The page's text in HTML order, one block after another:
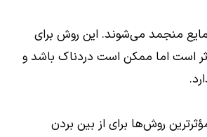
مایع منجمد می‌شوند. این روش برای
است اما ممکن است دردناک باشد و
روش‌ها برای از بین بردن